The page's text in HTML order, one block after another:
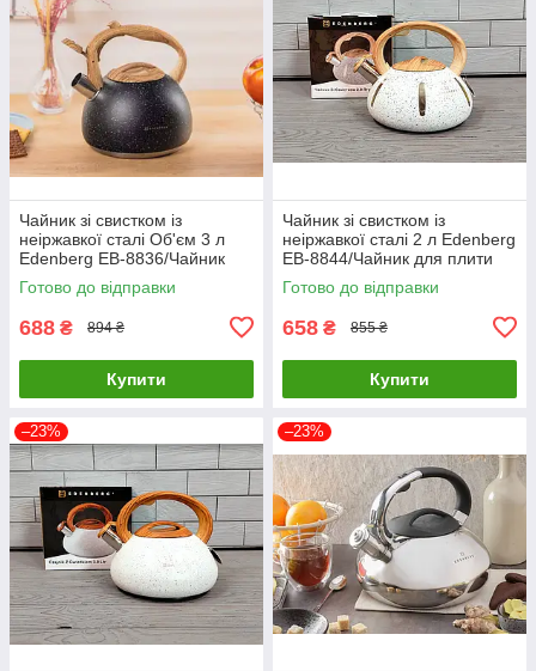
Чайник зі свистком із
неіржавкої сталі Об'єм 3 л
Edenberg EB-8836/Чайник
для плити
Готово до відправки
688 ₴ 894 ₴
Купити
Чайник зі свистком із
неіржавкої сталі 2 л Edenberg
EB-8844/Чайник для плити
Готово до відправки
658 ₴ 855 ₴
Купити
–23% –23%